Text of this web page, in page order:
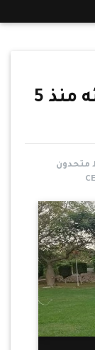
الاسماعيلية بعد اختفائه منذ 5
متحدون